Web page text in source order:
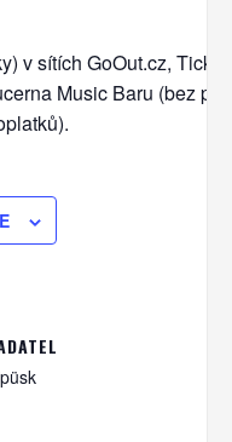
v sítích GoOut.cz,
Music Baru (bez